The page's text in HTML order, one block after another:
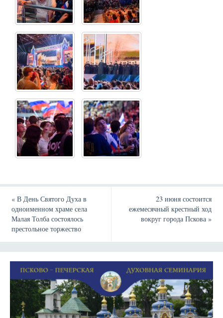
«В День Святого Духа в
одноименном храме села
Малая Толба состоялось
престольное торжество
23 июня состоится
ежемесячный крестный ход
вокруг города Пскова»